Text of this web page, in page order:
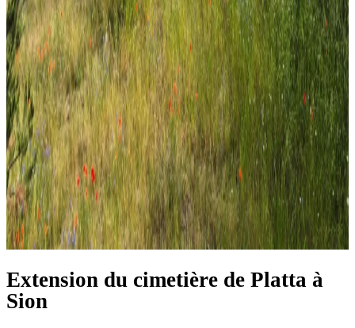
Extension du cimetière de Platta à
Sion